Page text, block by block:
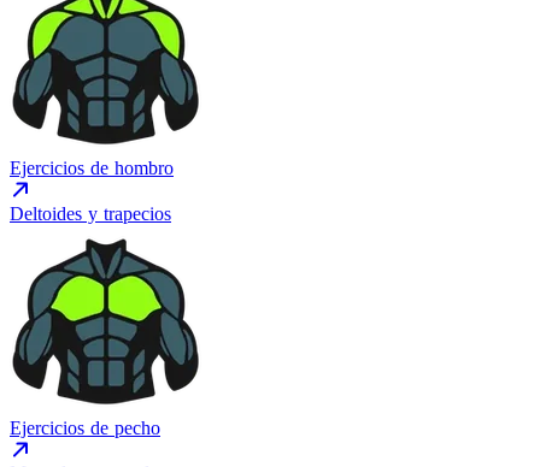
Ejercicios de hombro
Deltoides y trapecios
Ejercicios de pecho